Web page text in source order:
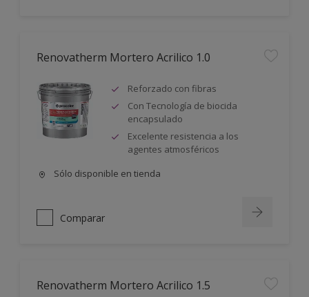
Renovatherm Mortero Acrilico 1.0
Reforzado con fibras
Con Tecnología de biocida
encapsulado
Excelente resistencia a los
agentes atmosféricos
Sólo disponible en tienda
Comparar
Renovatherm Mortero Acrilico 1.5